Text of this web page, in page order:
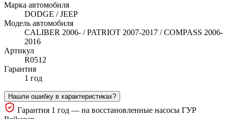
Марка автомобиля
DODGE / JEEP
Модель автомобиля
CALIBER 2006- / PATRIOT 2007-2017 / COMPASS 2006-
2016
Артикул
R0512
Гарантия
1 год
Нашли ошибку в характеристиках?
Гарантия 1 год — на восстановленные насосы ГУР